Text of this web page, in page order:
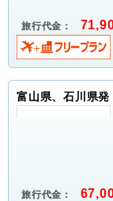
旅行代金：
富山県、石川県発
旅行代金：